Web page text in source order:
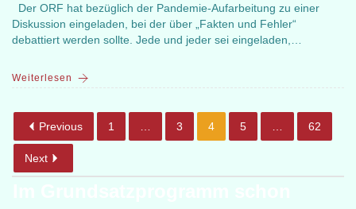
Der ORF hat bezüglich der Pandemie-Aufarbeitung zu einer
Diskussion eingeladen, bei der über „Fakten und Fehler“
debattiert werden sollte. Jede und jeder sei eingeladen,…
Weiterlesen
Previous 1 3 4 5 62
Next